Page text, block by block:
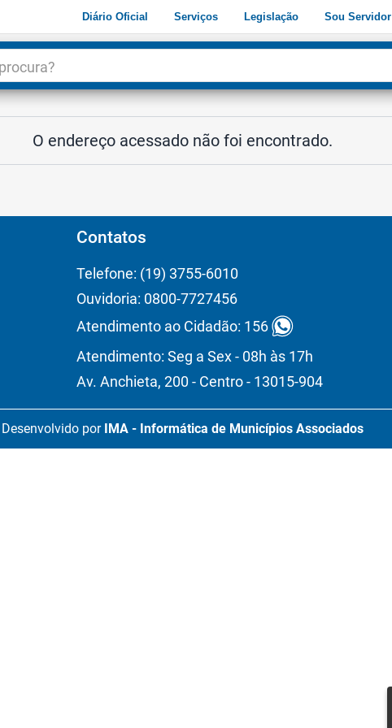
Diário Oficial Serviços Legislação Sou Servidor
O endereço acessado não foi encontrado.
Contatos
Telefone: (19) 3755-6010
Ouvidoria: 0800-7727456
Atendimento ao Cidadão: 156
Atendimento: Seg a Sex - 08h às 17h
Av. Anchieta, 200 - Centro - 13015-904
Desenvolvido por IMA - Informática de Municípios Associados